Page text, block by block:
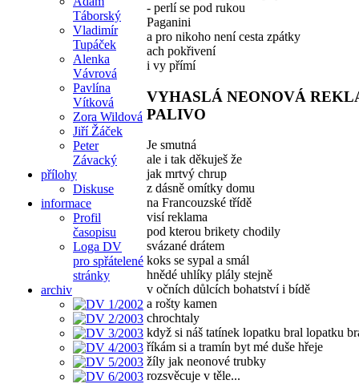
Táborský
Vladimír
Tupáček
Alenka
Vávrová
Pavlína
Vítková
Zora Wildová
Jiří Žáček
Peter
Závacký
přílohy
Diskuse
informace
Profil
časopisu
Loga DV
pro spřátelené
stránky
archiv
- perlí se pod rukou
Paganini
a pro nikoho není cesta zpátky
ach pokřivení
i vy přímí
VYHASLÁ NEONOVÁ
PALIVO
Je smutná
ale i tak děkuješ že
jak mrtvý chrup
z dásně omítky domu
na Francouzské třídě
visí reklama
pod kterou brikety chodily
svázané drátem
koks se sypal a smál
hnědé uhlíky plály stejně
v očních důlcích bohatství i bídě
a rošty kamen
chrochtaly
když si náš tatínek lopatku bral lopatku
říkám si a tramín byt mé duše hřeje
žíly jak neonové trubky
rozsvěcuje v těle...